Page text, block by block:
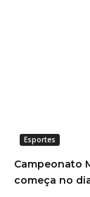
Esportes
Campeonato
começa no